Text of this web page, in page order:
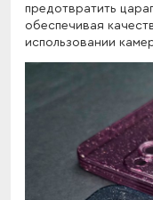
предотвратить
обеспечивая
использовании